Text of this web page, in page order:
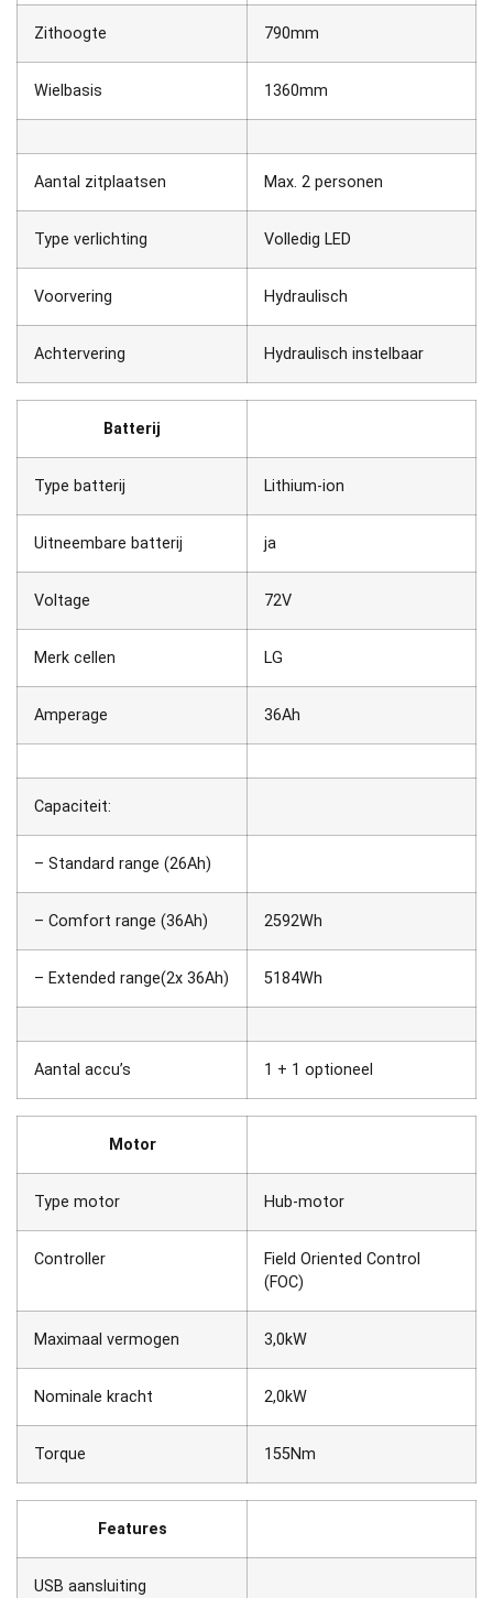
Zithoogte 790mm
Wielbasis 1360mm
Aantal zitplaatsen Max. 2 personen
Type verlichting Volledig LED
Voorvering Hydraulisch
Achtervering Hydraulisch instelbaar
Batterij
Type batterij Lithium-ion
Uitneembare batterij ja
Voltage 72V
Merk cellen LG
Amperage 36Ah
Capaciteit:
– Standard range (26Ah)
– Comfort range (36Ah) 2592Wh
– Extended range(2x 36Ah) 5184Wh
Aantal accu’s 1 + 1 optioneel
Motor
Type motor Hub-motor
Controller
Field Oriented Control
(FOC)
Maximaal vermogen 3,0kW
Nominale kracht 2,0kW
Torque 155Nm
Features
USB aansluiting